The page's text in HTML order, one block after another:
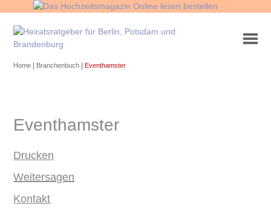
Home Branchenbuch |Eventhamster
Eventhamster
Drucken
Weitersagen
Kontakt